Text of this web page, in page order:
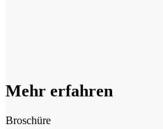
Mehr erfahren
Broschüre